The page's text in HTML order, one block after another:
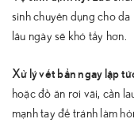
sinh chuyên dụng cho
lâu ngày sẽ khó tẩy hơn.
Xử lý vết bẩn ngay lập
hoặc đồ ăn rơi vãi, cần
mạnh tay để tránh làm